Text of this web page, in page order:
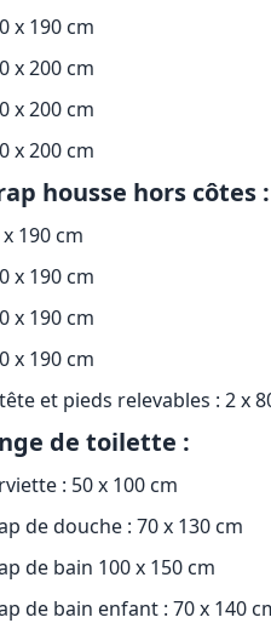
x 190 cm
x 200 cm
x 200 cm
x 200 cm
housse hors côtes :
190 cm
x 190 cm
x 190 cm
x 190 cm
et pieds relevables : 2 x
de toilette :
: 50 x 100 cm
de douche : 70 x 130 cm
de bain 100 x 150 cm
de bain enfant : 70 x 140